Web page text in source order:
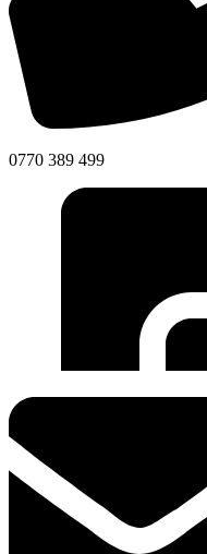
0770 389 499